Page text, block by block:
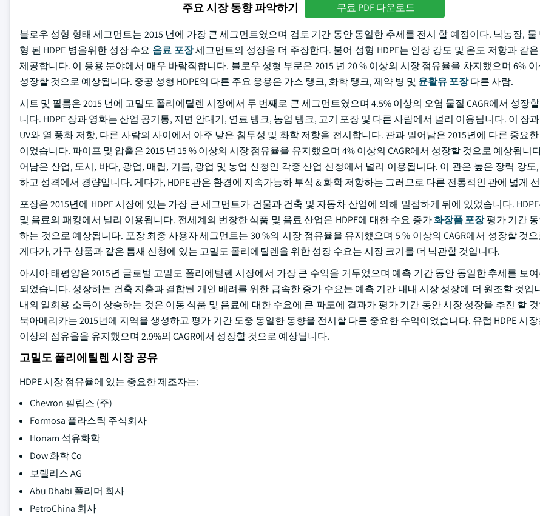
주요 시장 동향 파악하기 무료 PDF 다운로드
블로우 성형 형태 세그먼트는 2015 년에 가장 큰 세그먼트였으며 검토 기간 동안 동일한 추세를 전시 할 예정이다. 낙농장, 물
형 된 HDPE 병을위한 성장 수요 음료 포장세그먼트의 성장을 더 주장한다. 불어 성형 HDPE는 인장 강도 및 온도 저항과 같
제공합니다. 이 응용 분야에서 매우 바람직합니다. 블로우 성형 부문은 2015 년 20 % 이상의 시장 점유율을 차지했으며 6% 이
성장할 것으로 예상됩니다. 중공 성형 HDPE의 다른 주요 응용은 가스 탱크, 화학 탱크, 제약 병 및 윤활유 포장다른 사람.
시트 및 필름은 2015 년에 고밀도 폴리에틸렌 시장에서 두 번째로 큰 세그먼트였으며 4.5% 이상의 오염 물질 CAGR에서 성장
니다. HDPE 장과 영화는 산업 공기통, 지면 안대기, 연료 탱크, 농업 탱크, 고기 포장 및 다른 사람에서 널리 이용됩니다. 이 장
UV와 열 풍화 저항, 다른 사람의 사이에서 아주 낮은 침투성 및 화학 저항을 전시합니다. 관과 밀어남은 2015년에 다른 중요
이었습니다. 파이프 및 압출은 2015 년 15 % 이상의 시장 점유율을 유지했으며 4% 이상의 CAGR에서 성장할 것으로 예상됩니
어남은 산업, 도시, 바다, 광업, 매립, 기름, 광업 및 농업 신청인 각종 산업 신청에서 널리 이용됩니다. 이 관은 높은 장력 강도
하고 성격에서 경량입니다. 게다가, HDPE 관은 환경에 지속가능하 부식 & 화학 저항하는 그러므로 다른 전통적인 관에 넓게
포장은 2015년에 HDPE 시장에 있는 가장 큰 세그먼트가 건물과 건축 및 자동차 산업에 의해 밀접하게 뒤에 있었습니다.
및 음료의 패킹에서 널리 이용됩니다. 전세계의 번창한 식품 및 음료 산업은 HDPE에 대한 수요 증가화장품 포장평가 기간
하는 것으로 예상됩니다. 포장 최종 사용자 세그먼트는 30 %의 시장 점유율을 유지했으며 5 % 이상의 CAGR에서 성장할 것
게다가, 가구 상품과 같은 틈새 신청에 있는 고밀도 폴리에틸렌을 위한 성장 수요는 시장 크기를 더 낙관할 것입니다.
아시아 태평양은 2015년 글로벌 고밀도 폴리에틸렌 시장에서 가장 큰 수익을 거두었으며 예측 기간 동안 동일한 추세를 보
되었습니다. 성장하는 건축 지출과 결합된 개인 배려를 위한 급속한 증가 수요는 예측 기간 내내 시장 성장에 더 원조할 것입
내의 일회용 소득이 상승하는 것은 이동 식품 및 음료에 대한 수요에 큰 파도에 결과가 평가 기간 동안 시장 성장을 추진 할
북아메리카는 2015년에 지역을 생성하고 평가 기간 도중 동일한 동향을 전시할 다른 중요한 수익이었습니다. 유럽 HDPE 시장
이상의 점유율을 유지했으며 2.9%의 CAGR에서 성장할 것으로 예상됩니다.
고밀도 폴리에틸렌 시장 공유
HDPE 시장 점유율에 있는 중요한 제조자는:
Chevron 필립스 (주)
Formosa 플라스틱 주식회사
Honam 석유화학
Dow 화학 Co
보렐리스 AG
Abu Dhabi 폴리머 회사
PetroChina 회사